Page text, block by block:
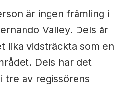
är ingen främling i
Valley. Dels är
lika vidsträckta som en
Dels har det
tre av regissörens